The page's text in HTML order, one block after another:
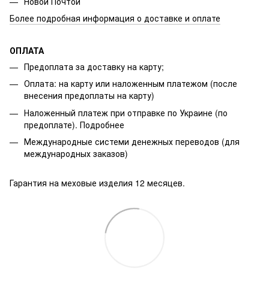
Более подробная информация о доставке и оплате
ОПЛАТА
Предоплата за доставку на карту;
Оплата: на карту или наложенным платежом (после
внесения предоплаты на карту)
Наложенный платеж при отправке по Украине (по
предоплате). Подробнее
Международные системи денежных переводов (для
международных заказов)
Гарантия на меховые изделия 12 месяцев.